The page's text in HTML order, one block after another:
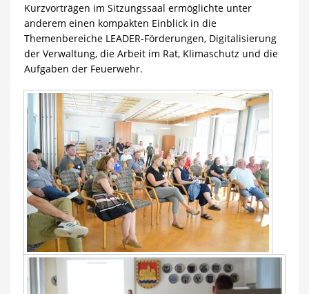
Kurzvorträgen im Sitzungssaal ermöglichte unter
anderem einen kompakten Einblick in die
Themenbereiche LEADER-Förderungen, Digitalisierung
der Verwaltung, die Arbeit im Rat, Klimaschutz und die
Aufgaben der Feuerwehr.